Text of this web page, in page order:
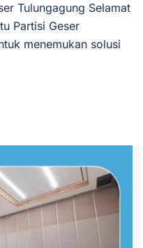
Tulungagung Selamat
Partisi Geser
menemukan solusi